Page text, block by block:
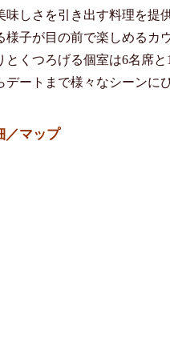
味しさを引き出す料理を提
様子が目の前で楽しめるカ
とくつろげる個室は6名席と
デートまで様々なシーンに
／マップ